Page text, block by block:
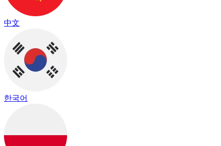
中文
한국어